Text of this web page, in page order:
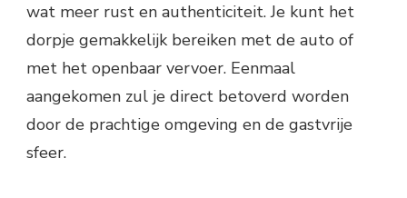
wat meer rust en authenticiteit. Je kunt het
dorpje gemakkelijk bereiken met de auto of
met het openbaar vervoer. Eenmaal
aangekomen zul je direct betoverd worden
door de prachtige omgeving en de gastvrije
sfeer.